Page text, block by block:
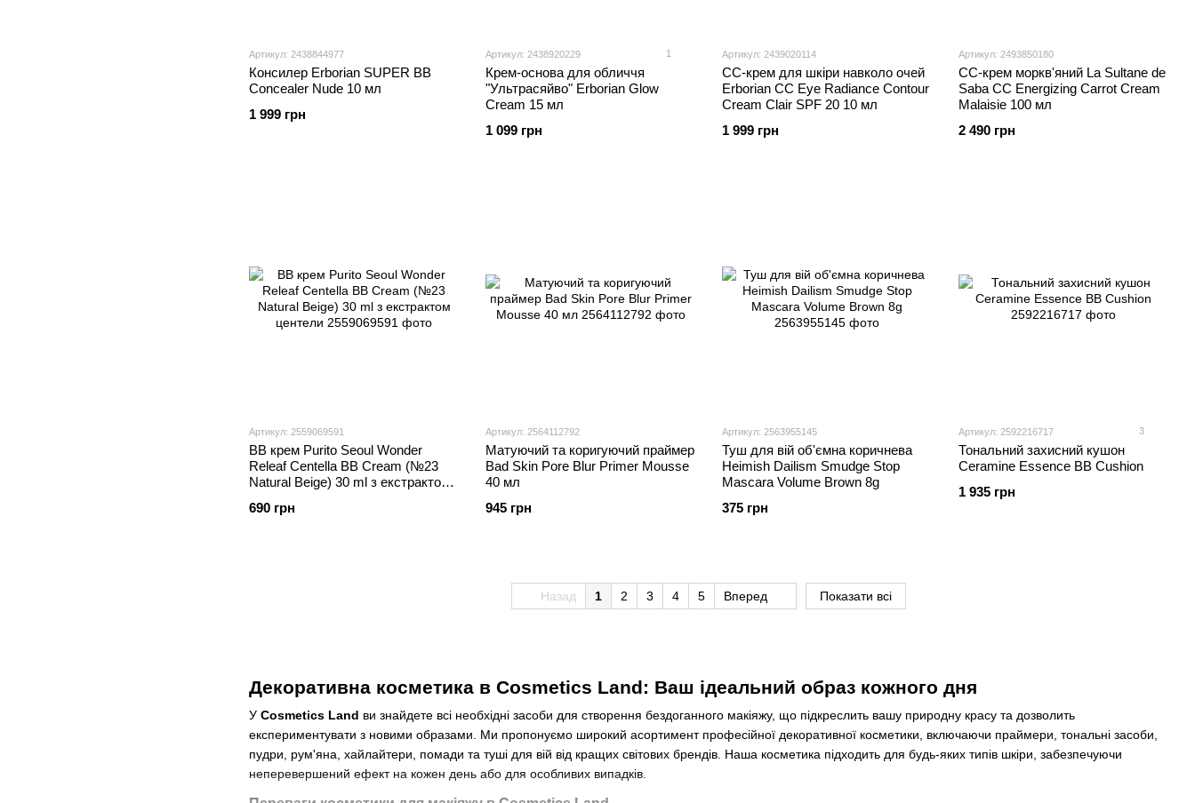
Декоративна косметика в Cosmetics Land: Ваш ідеальний образ кожного дня
У Cosmetics Land ви знайдете всі необхідні засоби для створення бездоганного макіяжу, що підкреслить вашу природну красу та дозволить
експериментувати з новими образами. Ми пропонуємо широкий асортимент професійної декоративної косметики, включаючи праймери, тональні засоби,
пудри, рум'яна, хайлайтери, помади та туші для вій від кращих світових брендів. Наша косметика підходить для будь-яких типів шкіри, забезпечуючи
неперевершений ефект на кожен день або для особливих випадків.
Артикул: 2438844977
Консилер Erborian SUPER BB
Concealer Nude 10 мл
1 999 грн
Артикул: 2438920229 1
Крем-основа для обличчя
"Ультрасяйво" Erborian Glow
Cream 15 мл
1 099 грн
Артикул: 2439020114
CC-крем для шкіри навколо очей
Erborian CC Eye Radiance Contour
Cream Clair SPF 20 10 мл
1 999 грн
Артикул: 2493850180
СС-крем моркв'яний La Sultane de
Saba CC Energizing Carrot Cream
Malaisie 100 мл
2 490 грн
Артикул: 2559069591
ВВ крем Purito Seoul Wonder
Releaf Centella BB Cream (№23
Natural Beige) 30 ml з екстрактом
690 грн
Артикул: 2564112792
Матуючий та коригуючий праймер
Bad Skin Pore Blur Primer Mousse
40 мл
945 грн
Артикул: 2563955145
Туш для вій об'ємна коричнева
Heimish Dailism Smudge Stop
Mascara Volume Brown 8g
375 грн
Артикул: 2592216717 3
Тональний захисний кушон
Ceramine Essence BB Cushion
1 935 грн
Назад 1 2 3 4 5 Вперед Показати всі